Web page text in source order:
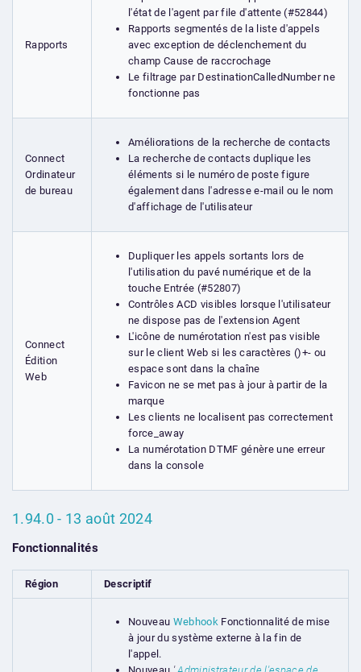
Rapports
l'état de l'agent par file d'attente (#52844)
Rapports segmentés de la liste d'appels
avec exception de déclenchement du
champ Cause de raccrochage
Le filtrage par DestinationCalledNumber ne
fonctionne pas
Connect
Ordinateur
de bureau
Améliorations de la recherche de contacts
La recherche de contacts duplique les
éléments si le numéro de poste figure
également dans l'adresse e-mail ou le nom
d'affichage de l'utilisateur
Connect
Édition
Web
Dupliquer les appels sortants lors de
l'utilisation du pavé numérique et de la
touche Entrée (#52807)
Contrôles ACD visibles lorsque l'utilisateur
ne dispose pas de l'extension Agent
L'icône de numérotation n'est pas visible
sur le client Web si les caractères ()+- ou
espace sont dans la chaîne
Favicon ne se met pas à jour à partir de la
marque
Les clients ne localisent pas correctement
force_away
La numérotation DTMF génère une erreur
dans la console
1.94.0 - 13 août 2024
Fonctionnalités
Région Descriptif
Nouveau WebhookFonctionnalité de mise
à jour du système externe à la fin de
l'appel.